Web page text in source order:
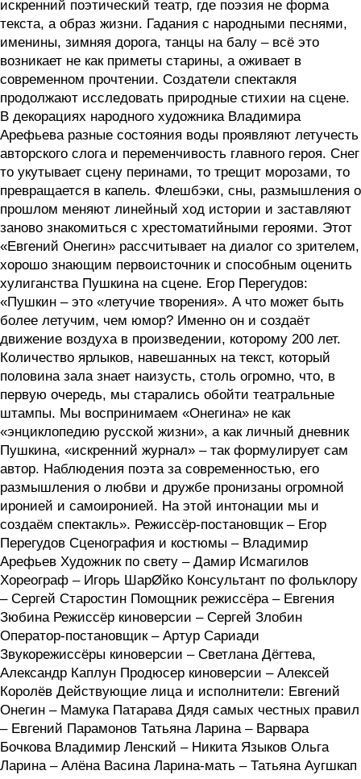
искренний поэтический театр, где поэзия не форма
текста, а образ жизни. Гадания с народными песнями,
именины, зимняя дорога, танцы на балу – всё это
возникает не как приметы старины, а оживает в
современном прочтении. Создатели спектакля
продолжают исследовать природные стихии на сцене.
В декорациях народного художника Владимира
Арефьева разные состояния воды проявляют летучесть
авторского слога и переменчивость главного героя. Снег
то укутывает сцену перинами, то трещит морозами, то
превращается в капель. Флешбэки, сны, размышления о
прошлом меняют линейный ход истории и заставляют
заново знакомиться с хрестоматийными героями. Этот
«Евгений Онегин» рассчитывает на диалог со зрителем,
хорошо знающим первоисточник и способным оценить
хулиганства Пушкина на сцене. Егор Перегудов:
«Пушкин – это «летучие творения». А что может быть
более летучим, чем юмор? Именно он и создаёт
движение воздуха в произведении, которому 200 лет.
Количество ярлыков, навешанных на текст, который
половина зала знает наизусть, столь огромно, что, в
первую очередь, мы старались обойти театральные
штампы. Мы воспринимаем «Онегина» не как
«энциклопедию русской жизни», а как личный дневник
Пушкина, «искренний журнал» – так формулирует сам
автор. Наблюдения поэта за современностью, его
размышления о любви и дружбе пронизаны огромной
иронией и самоиронией. На этой интонации мы и
создаём спектакль». Режиссёр-постановщик – Егор
Перегудов Сценография и костюмы – Владимир
Арефьев Художник по свету – Дамир Исмагилов
Хореограф – Игорь ШарØйко Консультант по фольклору
– Сергей Старостин Помощник режиссёра – Евгения
Зюбина Режиссёр киноверсии – Сергей Злобин
Оператор-постановщик – Артур Сариади
Звукорежиссёры киноверсии – Светлана Дёгтева,
Александр Каплун Продюсер киноверсии – Алексей
Королёв Действующие лица и исполнители: Евгений
Онегин – Мамука Патарава Дядя самых честных правил
– Евгений Парамонов Татьяна Ларина – Варвара
Бочкова Владимир Ленский – Никита Языков Ольга
Ларина – Алёна Васина Ларина-мать – Татьяна Аугшкап